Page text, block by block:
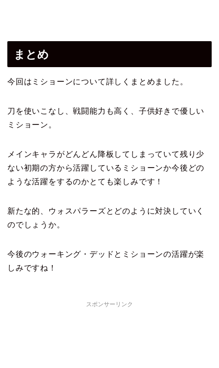
まとめ
今回はミショーンについて詳しくまとめました。
刀を使いこなし、戦闘能力も高く、子供好きで優しい
ミショーン。
メインキャラがどんどん降板してしまっていて残り少
ない初期の方から活躍しているミショーンか今後どの
ような活躍をするのかとても楽しみです！
新たな的、ウォスパラーズとどのように対決していく
のでしょうか。
今後のウォーキング・デッドとミショーンの活躍が楽
しみですね！
スポンサーリンク